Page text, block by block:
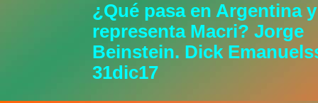
¿Qué pasa en Argentina
representa Macri? Jorge
Beinstein. Dick
31dic17